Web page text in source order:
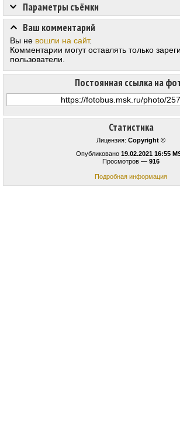
Статистика
Лицензия: Copyright ©
Опубликовано 19.02.2021 16:55
Просмотров — 916
Подробная информация
Постоянная ссылка на
Параметры съёмки
Ваш комментарий
Вы не вошли на сайт.
Комментарии могут оставлять только
пользователи.